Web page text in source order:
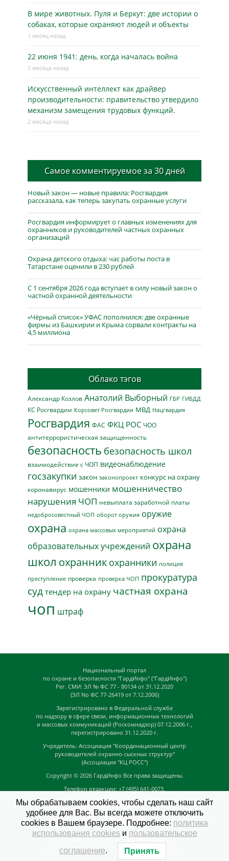
В мире животных. Пуля и Беркут: две истории о
собаках, которые охраняют людей и объекты
1 месяц назад
22 июня 1941: день, когда началась война
2 месяца назад
Искусственный интеллект как драйвер
производительности: правительство утвердило
механизм замещения трудовых функций.
2 месяца назад
Самое комментируемое за 30 дней
Новый закон — новые правила: Росгвардия
рассказала, как теперь закупать охранные услуги
Росгвардия информирует о главных изменениях для
охранников и руководителей частных охранных
организаций
Охрана детского отдыха: час работы поста в
Татарстане оценили в 230 рублей
С 1 сентября 2026 года вступает в силу новый закон о
частной охранной деятельности
«Чёрный список» УФАС пополнился: две охранные
фирмы из Башкирии и Крыма сорвали контракты на
4,5 миллиона
Облако тэгов
Александр Козлов Анатолий Выборный ГБР ГИБДД
КС Росгвардии Корсовет Росгвардии МВД Нацгвардия
Росгвардия ФАС ФКЦ РОС ЧОО
антитеррористическая защищенность
безопасность безопасность школ
взаимодействие с ЧОП видеонаблюдение
госзакупки закон законопроект конкурс на охрану
коронавирус мошенники мошенничество
нарушения ЧОП невыплата заработной платы
недобросовестный ЧОП оборот оружия оружие
охрана охрана массовых мероприятий охрана
образовательных учреждений охрана
школ охранник охранники полиция
преступление проверка проверка ЧОП прокуратура
суд тендер на охрану частная охрана
чоп штраф
Национальный портал
по охране и безопасности "ГардИнфо" ("ГардИнфо")
Рег. СМИ: ЭЛ № ФС 77 - 80134 от 31.12.2020
(ЭЛ No ФС 77-26419 от 7.12.2006)
Зарегистрировано в Федеральной службе
по надзору в сфере связи, информационных технологий
и массовых коммуникаций (Роскомнадзор) 07.12.2006 г.,
перегистрировано 31.12.2020 г.
Учредитель: Ассоциация "Координационный центр
руководителей охранно-сыскных структур"
(Ассоциация "КЦ РОСС")
Copyright © 2026 ГардИнфо Все права защищены.
Телефон редакции: +7 (495) 641-0073,
news@guardinfo.online
Главный редактор: Кузьмин Д.А.
На сайте могут быть размещены
GuardInfo based on Catch Adaptive byCatch Themes
Мы обрабатываем cookies, чтобы сделать наш сайт
удобнее для Вас. Вы всегда можете отключить
cookies в Вашем браузере. Подробнее: политика
использования cookiesи пользовательское
соглашение. Принять